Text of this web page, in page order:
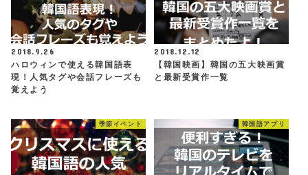
2018.9.26
ハロウィンで使える韓国語表
現！人気タグや会話フレーズも
覚えよう
2018.12.12
【韓国映画】韓国の五大映画賞
と最新受賞作一覧
季節イベント 韓国語アプリ